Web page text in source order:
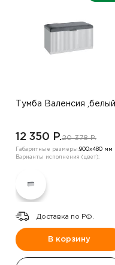
Тумба Валенсия ,белый
12 350 P.20 378 P.
Габаритные размеры:900х480 мм
Варианты исполнения (цвет):
Доставка по РФ.
В корзину